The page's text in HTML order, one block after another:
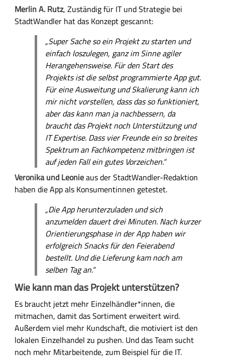
Merlin A. Rutz, Zuständig für IT und Strategie bei
StadtWandler hat das Konzept gescannt:
„Super Sache so ein Projekt zu starten und
einfach loszulegen, ganz im Sinne agiler
Herangehensweise. Für den Start des
Projekts ist die selbst programmierte App gut.
Für eine Ausweitung und Skalierung kann ich
mir nicht vorstellen, dass das so funktioniert,
aber das kann man ja nachbessern, da
braucht das Projekt noch Unterstützung und
IT Expertise. Dass vier Freunde ein so breites
Spektrum an Fachkompetenz mitbringen ist
auf jeden Fall ein gutes Vorzeichen.“
Veronika und Leonieaus der StadtWandler-Redaktion
haben die App als Konsumentinnen getestet.
„Die App herunterzuladen und sich
anzumelden dauert drei Minuten. Nach kurzer
Orientierungsphase in der App haben wir
erfolgreich Snacks für den Feierabend
bestellt. Und die Lieferung kam noch am
selben Tag an.“
Wie kann man das Projekt unterstützen?
Es braucht jetzt mehr Einzelhändler*innen, die
mitmachen, damit das Sortiment erweitert wird.
Außerdem viel mehr Kundschaft, die motiviert ist den
lokalen Einzelhandel zu pushen. Und das Team sucht
noch mehr Mitarbeitende, zum Beispiel für die IT.